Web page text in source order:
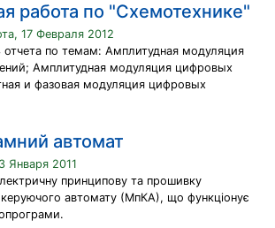
работа по "Схемотехнике"
17 Февраля 2012
по темам: Амплитудная модуляция
Амплитудная модуляция цифровых
и фазовая модуляция цифровых
автомат
Января 2011
принципову та прошивку
автомату (МпКА), що функціонує